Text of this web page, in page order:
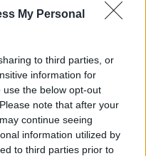
My Personal
to third parties, or
information for
the below opt-out
note that after your
continue seeing
information utilized by
to third parties prior to
bele a befektető.
SZOMBATHELY
kap a Szent Gellért -
utak kereszteződése.
DÍJAT SZÁMLÁZ